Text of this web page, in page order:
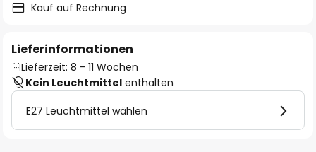
Kauf auf Rechnung
Lieferinformationen
Lieferzeit: 8 - 11 Wochen
Kein Leuchtmittel enthalten
E27 Leuchtmittel wählen